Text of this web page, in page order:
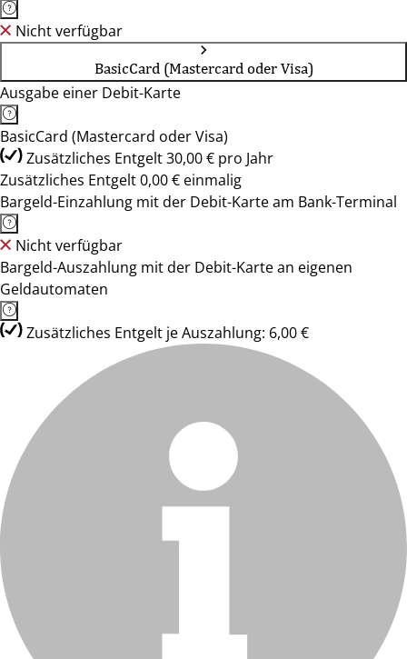
Nicht verfügbar
BasicCard (Mastercard oder Visa)
Ausgabe einer Debit-Karte
BasicCard (Mastercard oder Visa)
Zusätzliches Entgelt 30,00 € pro Jahr
Zusätzliches Entgelt 0,00 € einmalig
Bargeld-Einzahlung mit der Debit-Karte am Bank-Terminal
Nicht verfügbar
Bargeld-Auszahlung mit der Debit-Karte an eigenen
Geldautomaten
Zusätzliches Entgelt je Auszahlung: 6,00 €